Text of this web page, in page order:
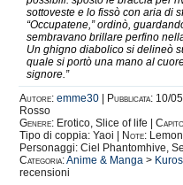
sottoveste e lo fissò con aria di
“Occupatene,” ordinò,
sembravano brillare perfino
Un ghigno diabolico si delineò
quale si portò una mano al
signore.”
Autore: emme30 Pubblicata: 10/
Rosso
Genere: Erotico, Slice of life |
Tipo di coppia: Yaoi |
Note: Lemon
Personaggi: Ciel Phantomhive,
Categoria:Anime & Manga >
recensioni